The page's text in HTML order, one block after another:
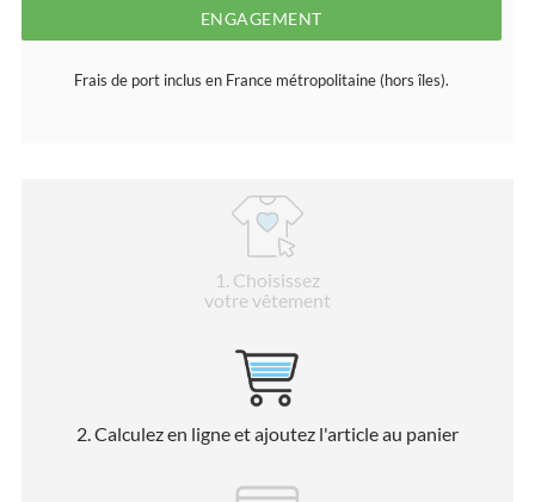
ENGAGEMENT
Frais de port inclus en France métropolitaine (hors îles).
1 . Choisissez
votre vêtement
2 . Calculez en ligne et ajoutez l'article au panier